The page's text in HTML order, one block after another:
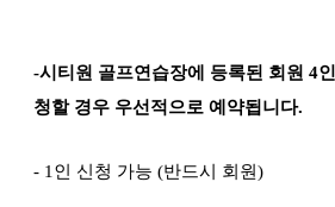
-시티원 골프연습장에 등록된 회원 4
청할 경우 우선적으로 예약됩니다.
- 1인 신청 가능 (반드시 회원)